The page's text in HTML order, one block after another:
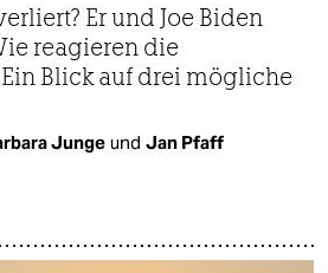
Er und Joe Biden
reagieren die
Blick auf drei mögliche
Junge und Jan Pfaff